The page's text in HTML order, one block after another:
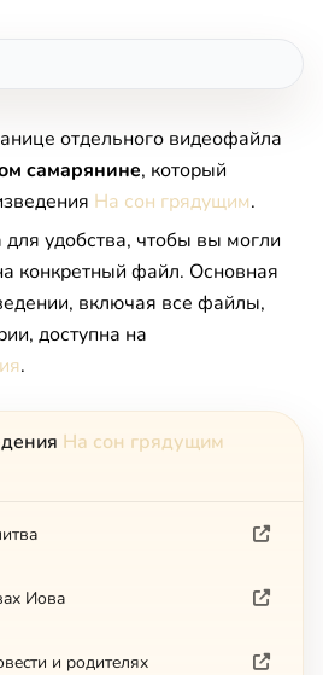
отдельного видеофайла
caмapянинe, который
На сон грядущим.
удобства, чтобы вы могли
конкретный файл. Основная
включая все файлы,
доступна на
.
На сон грядущим
Иoвa
и poдитeляx